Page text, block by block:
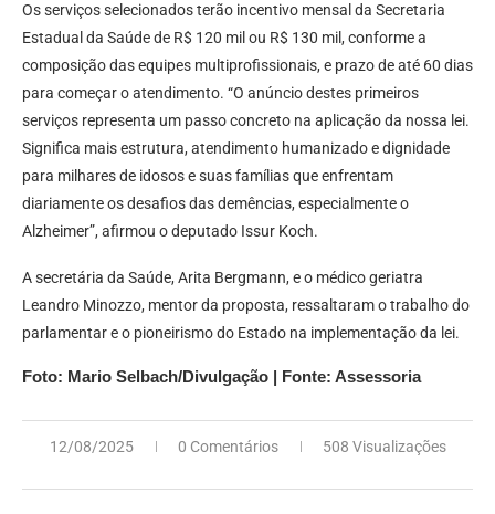
Os serviços selecionados terão incentivo mensal da Secretaria
Estadual da Saúde de R$ 120 mil ou R$ 130 mil, conforme a
composição das equipes multiprofissionais, e prazo de até 60 dias
para começar o atendimento. “O anúncio destes primeiros
serviços representa um passo concreto na aplicação da nossa lei.
Significa mais estrutura, atendimento humanizado e dignidade
para milhares de idosos e suas famílias que enfrentam
diariamente os desafios das demências, especialmente o
Alzheimer”, afirmou o deputado Issur Koch.
A secretária da Saúde, Arita Bergmann, e o médico geriatra
Leandro Minozzo, mentor da proposta, ressaltaram o trabalho do
parlamentar e o pioneirismo do Estado na implementação da lei.
Foto: Mario Selbach/Divulgação | Fonte: Assessoria
12/08/2025 0 Comentários 508 Visualizações